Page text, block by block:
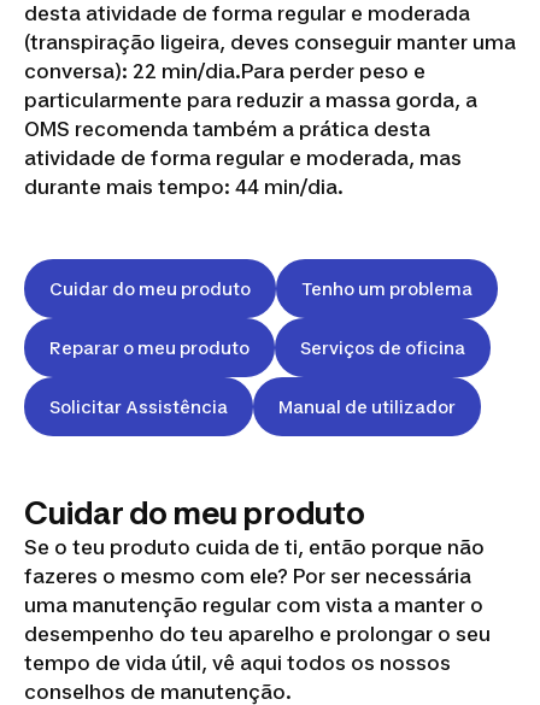
desta atividade de forma regular e moderada
(transpiração ligeira, deves conseguir manter uma
conversa): 22 min/dia.Para perder peso e
particularmente para reduzir a massa gorda, a
OMS recomenda também a prática desta
atividade de forma regular e moderada, mas
durante mais tempo: 44 min/dia.
Cuidar do meu produto Tenho um problema
Reparar o meu produto Serviços de oficina
Solicitar Assistência Manual de utilizador
Cuidar do meu produto
Se o teu produto cuida de ti, então porque não
fazeres o mesmo com ele? Por ser necessária
uma manutenção regular com vista a manter o
desempenho do teu aparelho e prolongar o seu
tempo de vida útil, vê aqui todos os nossos
conselhos de manutenção.